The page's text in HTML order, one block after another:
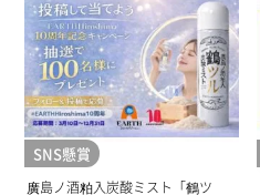
SNS懸賞
廣島ノ酒粕入炭酸ミスト「鶴ツ